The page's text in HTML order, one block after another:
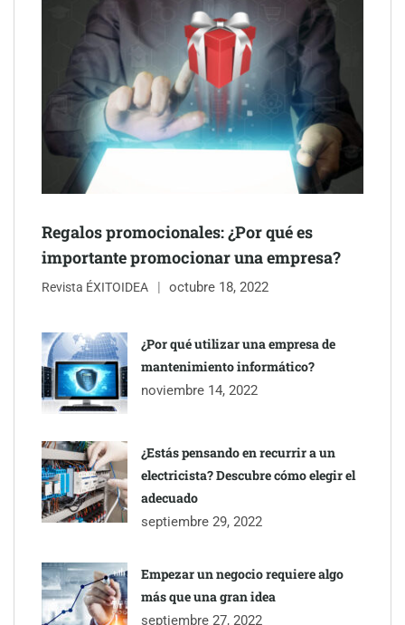
Schaeffler mejora su rentabilidad en el primer semestre de 2026
NOVA: innovación y diseño que transforman espacios de la
mano de Tormo Franquicias
Regalos promocionales: ¿Por qué es
importante promocionar una empresa?
Revista ÉXITOIDEA octubre 18, 2022
¿Por qué utilizar una empresa de
mantenimiento informático?
noviembre 14, 2022
¿Estás pensando en recurrir a un
electricista? Descubre cómo elegir el
adecuado
septiembre 29, 2022
Empezar un negocio requiere algo
más que una gran idea
septiembre 27, 2022